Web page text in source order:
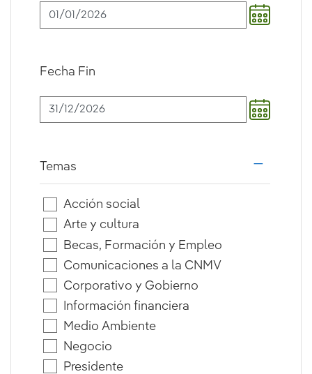
Fecha Fin
Temas
Acción social
Arte y cultura
Becas, Formación y Empleo
Comunicaciones a la CNMV
Corporativo y Gobierno
Información financiera
Medio Ambiente
Negocio
Presidente